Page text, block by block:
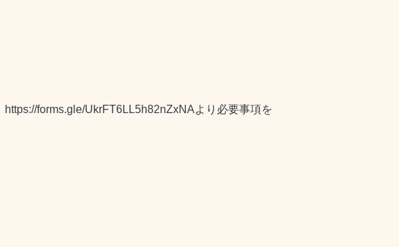
https://forms.gle/UkrFT6LL5h82nZxNAより必要事項を